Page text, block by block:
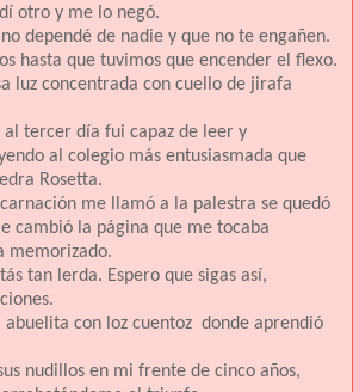
otro y me lo negó.
dependé de nadie y que no te engañen.
hasta que tuvimos que encender el flexo.
luz concentrada con cuello de jirafa
al tercer día fui capaz de leer y
al colegio más entusiasmada que
Rosetta.
me llamó a la palestra se quedó
cambió la página que me tocaba
memorizado.
tan lerda. Espero que sigas así,
con loz cuentoz donde aprendió
nudillos en mi frente de cinco años,